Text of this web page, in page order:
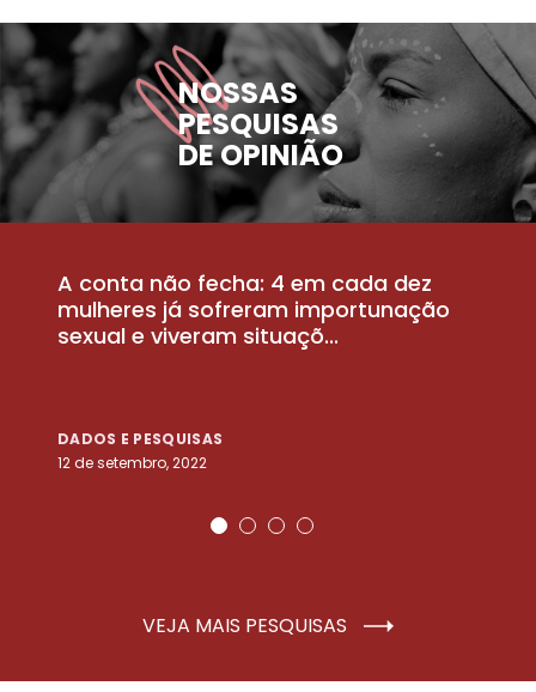
NOSSAS
PESQUISAS
DE OPINIÃO
A conta não fecha: 4 em cada dez
mulheres já sofreram importunação
sexual e viveram situaçõ...
DADOS E PESQUISAS
12 de setembro, 2022
VEJA MAIS PESQUISAS